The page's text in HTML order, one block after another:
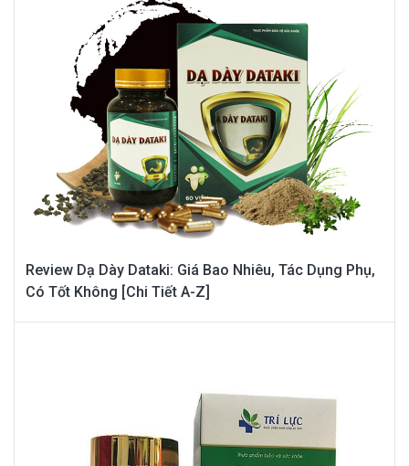
Review Dạ Dày Dataki: Giá Bao Nhiêu, Tác Dụng Phụ,
Có Tốt Không [Chi Tiết A-Z]